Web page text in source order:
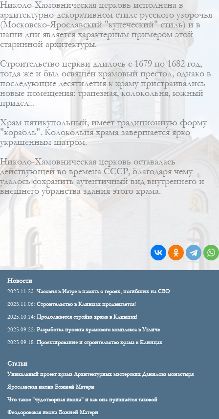
Николо-Хамовническая церковь исполнена в
архитектурно-декоративном стиле русского узорочья
(Московско-Ярославский "купеческий" стиль) и в
наши дни является характерным примером этой
старинной архитектуры.
Строительство церкви длилось с 1679 по 1682 год,
тогда же и был освящён храмовый престол, однако в
последующие десятилетия к храму пристраивались
новые помещения: трапезная, колокольня, южный
придел...
Храм пятикупольный, имеет традиционную форму
"корабль". Колокольня храма завершается ярко
украшенным шатром.
Николо-Хамовническая церковь оставалась
действующей во времена СССР, благодаря чему
удалось сохранить аутентичный вид внутреннего и
внешнего убранства здания этого храма.
Новости
2025.11.23: Часовня в Истре в память о героях, погибших на СВО
2025.11.06: Строительство в Клинцах продвигается!
2025.10.14: Продолжается стройка храма в Клинцах!
2025.09.22: Разработка проекта храмового комплекса в Угличе
2025.09.18: Проектирование и строительство храма в Клинцах
Статьи
Уникальный проект храма Архитектурных мастерских Данилова монастыря
Ярославская икона Божией Матери
Что такое "чудотворная икона" и как она признаётся таковой
Феодоровская икона Божией Матери